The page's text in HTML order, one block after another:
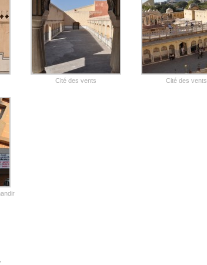
Cité des vents Cité des vents